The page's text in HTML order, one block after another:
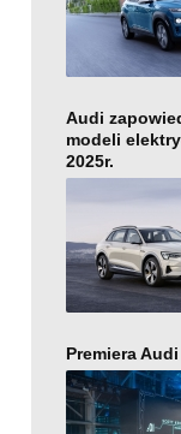
Audi
modeli
2025r.
Premiera